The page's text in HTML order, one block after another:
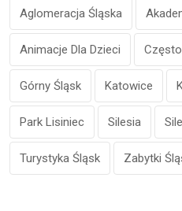
Aglomeracja Śląska
Animacje Dla Dzieci
Górny Śląsk Katowice
Park Lisiniec Silesia
Turystyka Śląsk Zabytki